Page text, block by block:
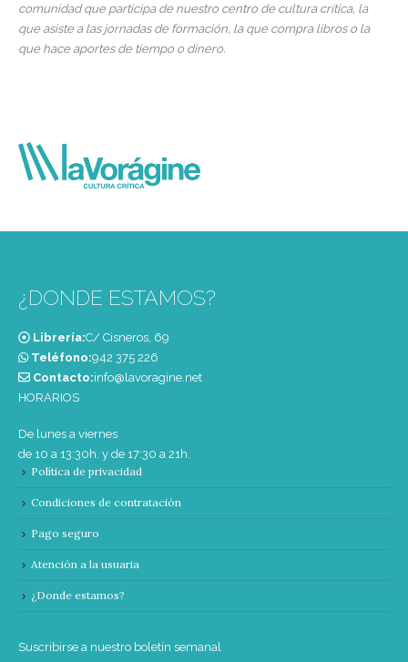
comunidad que participa de nuestro centro de cultura crítica, la
que asiste a las jornadas de formación, la que compra libros o la
que hace aportes de tiempo o dinero.
¿DONDE ESTAMOS?
Librería:C/ Cisneros, 69
Teléfono:‭942 375 226‬
Contacto:info@lavoragine.net
HORARIOS
De lunes a viernes
de 10 a 13:30h. y de 17:30 a 21h.
Política de privacidad
Condiciones de contratación
Pago seguro
Atención a la usuaria
¿Donde estamos?
Suscribirse a nuestro boletín semanal